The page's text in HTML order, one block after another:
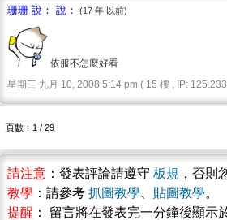
珊珊 說： 說： (17 年 以前)
依服不怎麼好看
星期三 九月 10, 2008 5:14 pm ( 15 樓 , IP:
頁數：1 / 29
請注意 ：發表評論請遵守 板規 ，否則
教學 ：請參考 抓圖教學 貼圖教學。
提醒 ： 留言將在發表完一分鐘後顯